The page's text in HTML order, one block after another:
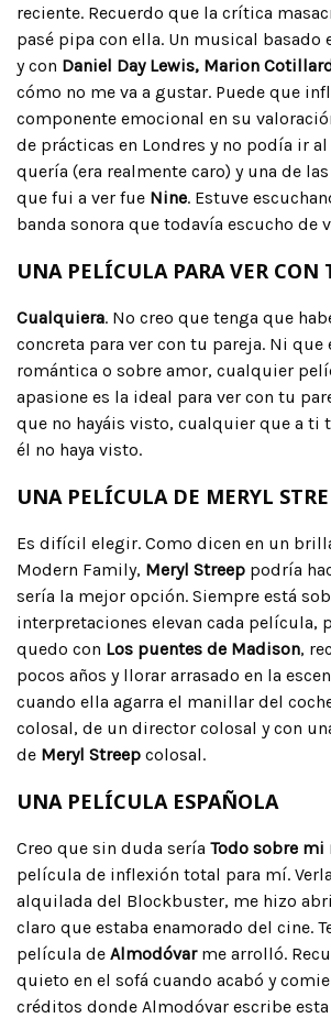
reciente. Recuerdo que la crítica
pasé pipa con ella. Un musical basado
y con Daniel Day Lewis, Marion
cómo no me va a gustar. Puede que
componente emocional en su
de prácticas en Londres y no podía ir
quería (era realmente caro) y una de
que fui a ver fue Nine. Estuve
banda sonora que todavía escucho de
UNA PELÍCULA PARA VER CON
Cualquiera. No creo que tenga que
concreta para ver con tu pareja. Ni que
romántica o sobre amor, cualquier
apasione es la ideal para ver con tu
que no hayáis visto, cualquier que a ti
él no haya visto.
UNA PELÍCULA DE MERYL
Es difícil elegir. Como dicen en un
Modern Family, Meryl Streep podría
sería la mejor opción. Siempre está
interpretaciones elevan cada película,
quedo con Los puentes de Madison,
pocos años y llorar arrasado en la
cuando ella agarra el manillar del
colosal, de un director colosal y con
de Meryl Streep colosal.
UNA PELÍCULA ESPAÑOLA
Creo que sin duda sería Todo sobre mi
película de inflexión total para mí.
alquilada del Blockbuster, me hizo
claro que estaba enamorado del cine.
película de Almodóvar me arrolló.
quieto en el sofá cuando acabó y
créditos donde Almodóvar escribe